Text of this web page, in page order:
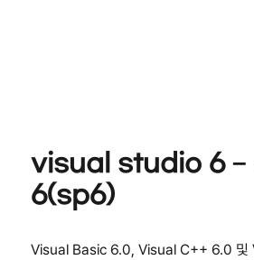
visual studio 6 –
6(sp6)
Visual Basic 6.0, Visual C++ 6.0